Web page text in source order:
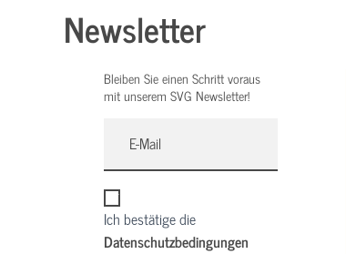
Newsletter
Bleiben Sie einen Schritt voraus
mit unserem SVG Newsletter!
Ich bestätige die
Datenschutzbedingungen